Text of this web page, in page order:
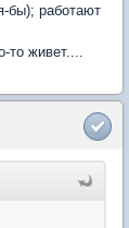
бы); работают
живет....